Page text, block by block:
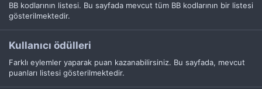
BB kodlarının listesi. Bu sayfada mevcut tüm BB kodlarının bir listesi
gösterilmektedir.
Kullanıcı ödülleri
Farklı eylemler yaparak puan kazanabilirsiniz. Bu sayfada, mevcut
puanları listesi gösterilmektedir.